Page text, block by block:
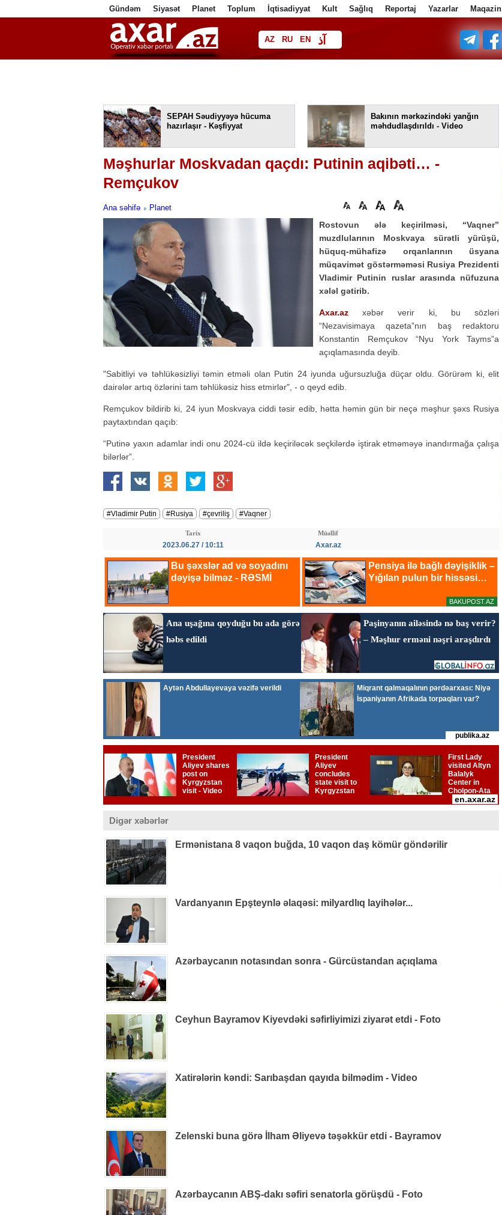
Gündəm Siyasət Planet Toplum İqtisadiyyat Kult Sağlıq Reportaj Yazarlar Maqazin
AZ RU EN آذ
فا
SEPAH Səudiyyəyə hücuma
hazırlaşır - Kəşfiyyat
Bakının mərkəzindəki yanğın
məhdudlaşdırıldı - Video
Məşhurlar Moskvadan qaçdı: Putinin aqibəti… -
Remçukov
Ana səhifə Planet
Rostovun ələ keçirilməsi, “Vaqner”
muzdlularının Moskvaya sürətli yürüşü,
hüquq-mühafizə orqanlarının üsyana
müqavimət göstərməməsi Rusiya Prezidenti
Vladimir Putinin ruslar arasında nüfuzuna
xələl gətirib.
Axar.az xəbər verir ki, bu sözləri
“Nezavisimaya qazeta”nın baş redaktoru
Konstantin Remçukov “Nyu York Tayms”a
açıqlamasında deyib.
"Sabitliyi və təhlükəsizliyi təmin etməli olan Putin 24 iyunda uğursuzluğa düçar oldu. Görürəm ki, elit
dairələr artıq özlərini tam təhlükəsiz hiss etmirlər", - o qeyd edib.
Remçukov bildirib ki, 24 iyun Moskvaya ciddi təsir edib, hətta həmin gün bir neçə məşhur şəxs Rusiya
paytaxtından qaçıb:
“Putinə yaxın adamlar indi onu 2024-cü ildə keçiriləcək seçkilərdə iştirak etməməyə inandırmağa çalışa
bilərlər”.
#Vladimir Putin #Rusiya #çevriliş #Vaqner
Tarix
2023.06.27 / 10:11
Müəllif
Axar.az
Digər xəbərlər
Ermənistana 8 vaqon buğda, 10 vaqon daş kömür göndərilir
Vardanyanın Epşteynlə əlaqəsi: milyardlıq layihələr...
Azərbaycanın notasından sonra - Gürcüstandan açıqlama
Ceyhun Bayramov Kiyevdəki səfirliyimizi ziyarət etdi - Foto
Xatirələrin kəndi: Sarıbaşdan qayıda bilmədim - Video
Zelenski buna görə İlham Əliyevə təşəkkür etdi - Bayramov
Azərbaycanın ABŞ-dakı səfiri senatorla görüşdü - Foto
Mahnımın ifasına sevinərəm, icazə nəyə
Mahnımın ifasına sevinərəm, icazə nəyə
lazım? - Bəstəkar